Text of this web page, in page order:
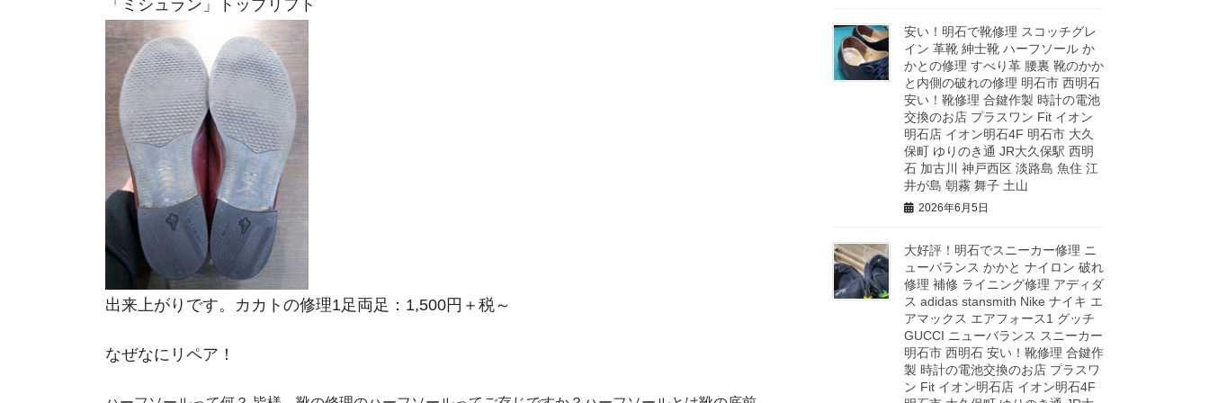
「ミシュラン」トップリフト
出来上がりです。カカトの修理1足両足：1,500円＋税～
なぜなにリペア！
安い！明石で靴修理 スコッチグレ
イン 革靴 紳士靴 ハーフソール か
かとの修理 すべり革 腰裏 靴のかか
と内側の破れの修理 明石市 西明石
安い！靴修理 合鍵作製 時計の電池
交換のお店 プラスワン Fit イオン
明石店 イオン明石4F 明石市 大久
保町 ゆりのき通 JR大久保駅 西明
石 加古川 神戸西区 淡路島 魚住 江
井が島 朝霧 舞子 土山
2026年6月5日
大好評！明石でスニーカー修理 ニ
ューバランス かかと ナイロン 破れ
修理 補修 ライニング修理 アディダ
ス adidas stansmith Nike ナイキ エ
アマックス エアフォース1 グッチ
GUCCI ニューバランス スニーカー
明石市 西明石 安い！靴修理 合鍵作
製 時計の電池交換のお店 プラスワ
ン Fit イオン明石店 イオン明石4F